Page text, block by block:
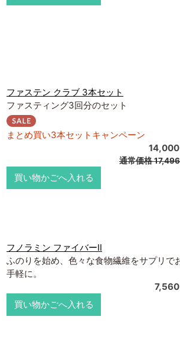
ファステン クラブ 3本セット
ファスティング3回分のセット
まとめ買い3本セットキャンペーン
14,000
通常価格
買い物かごへ入れる
フノラミン ファイバーⅡ
ふのりを始め、色々な食物繊維をサプリで
手軽に。
買い物かごへ入れる